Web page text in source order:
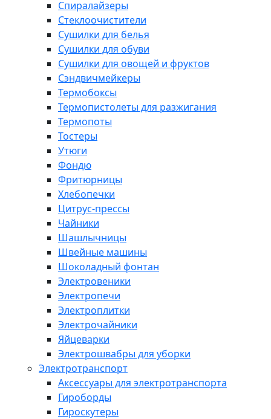
Спиралайзеры
Стеклоочистители
Сушилки для белья
Сушилки для обуви
Сушилки для овощей и фруктов
Сэндвичмейкеры
Термобоксы
Термопистолеты для разжигания
Термопоты
Тостеры
Утюги
Фондю
Фритюрницы
Хлебопечки
Цитрус-прессы
Чайники
Шашлычницы
Швейные машины
Шоколадный фонтан
Электровеники
Электропечи
Электроплитки
Электрочайники
Яйцеварки
Электрошвабры для уборки
Электротранспорт
Аксессуары для электротранспорта
Гироборды
Гироскутеры